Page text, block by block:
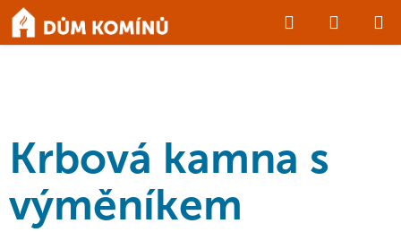
Přejít
obsah
Hledat
KOŠÍK
Domů /KRBY a KAMNA / Krbová kamna s výměníkem
Krbová kamna s
výměníkem